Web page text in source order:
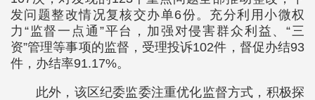
发问题整改情况复核交办单6份。充分利用小微权
力“监督一点通”平台，加强对侵害群众利益、“三
资”管理等事项的监督，受理投诉102件，督促办结93
件，办结率91.17%。
此外，该区纪委监委注重优化监督方式，积极探